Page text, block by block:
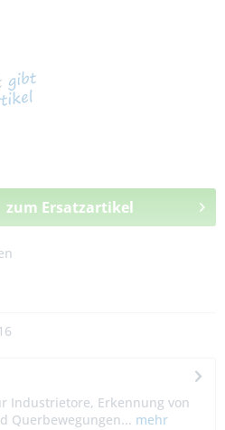
zum Ersatzartikel
Industrietore, Erkennung von
Querbewegungen... mehr